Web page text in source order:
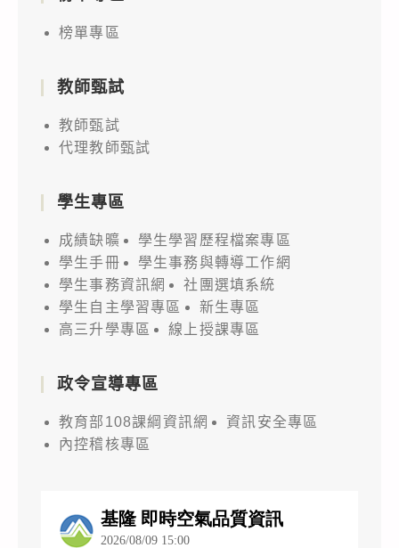
榜單專區
教師甄試
教師甄試
代理教師甄試
學生專區
成績缺曠
學生學習歷程檔案專區
學生手冊
學生事務與轉導工作網
學生事務資訊網
社團選填系統
學生自主學習專區
新生專區
高三升學專區
線上授課專區
政令宣導專區
教育部108課綱資訊網
資訊安全專區
內控稽核專區